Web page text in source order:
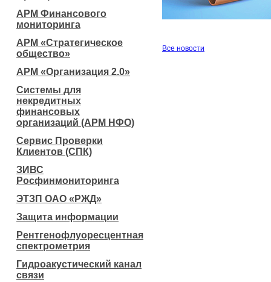
АРМ Финансового
мониторинга
АРМ «Стратегическое
общество»
АРМ «Организация 2.0»
Системы для
некредитных
финансовых
организаций (АРМ НФО)
Сервис Проверки
Клиентов (СПК)
ЗИВС
Росфинмониторинга
ЭТЗП ОАО «РЖД»
Защита информации
Рентгенофлуоресцентная
спектрометрия
Гидроакустический канал
связи
Все новости